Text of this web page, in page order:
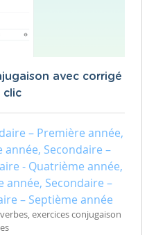
avec corrigé
clic
– Première année,
année, Secondaire –
- Quatrième année,
année, Secondaire –
– Septième année
exercices conjugaison